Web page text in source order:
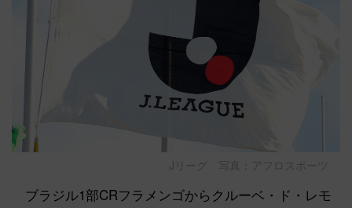
Jリーグ 写真：アフロスポーツ
ブラジル1部CRフラメンゴからクルーベ・ド・レモ